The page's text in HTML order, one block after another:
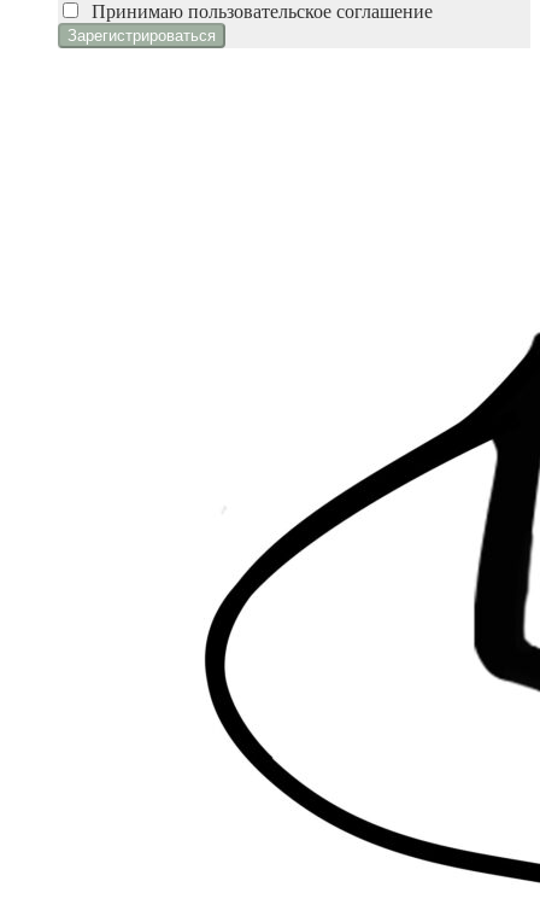
Принимаю пользовательское соглашение